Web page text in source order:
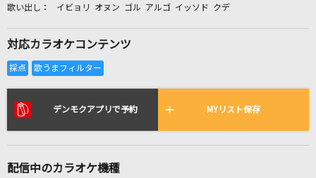
リアルタイムで歌われている曲の一覧
イビョリ オヌン ゴル アルゴ イッソド クデ
対応カラオケコンテンツ
デンモクアプリで予約 MYリスト保存
配信中のカラオケ機種